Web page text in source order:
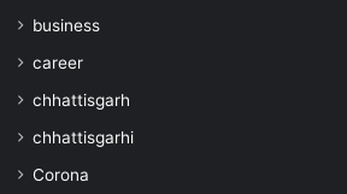
business
career
chhattisgarh
chhattisgarhi
Corona